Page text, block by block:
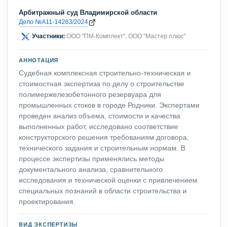
Арбитражный суд Владимирской области
Дело №А11-14263/2024
Участники: ООО "ПМ-Комплект", ООО "Мастер плюс"
АННОТАЦИЯ
Судебная комплексная строительно-техническая и
стоимостная экспертиза по делу о строительстве
полимержелезобетонного резервуара для
промышленных стоков в городе Родники. Экспертами
проведен анализ объема, стоимости и качества
выполненных работ, исследовано соответствие
конструкторского решения требованиям договора,
технического задания и строительным нормам. В
процессе экспертизы применялись методы
документального анализа, сравнительного
исследования и технической оценки с привлечением
специальных познаний в области строительства и
проектирования.
ВИД ЭКСПЕРТИЗЫ